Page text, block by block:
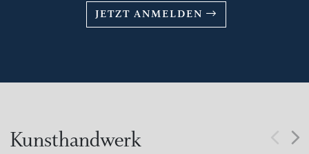
JETZT ANMELDEN
Kunsthandwerk